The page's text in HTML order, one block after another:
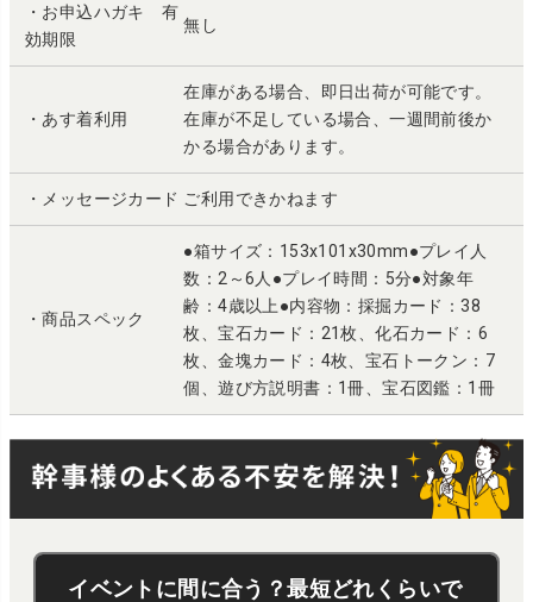
・お申込ハガキ 有
効期限
無し
・あす着利用
在庫がある場合、即日出荷が可能です。
在庫が不足している場合、一週間前後か
かる場合があります。
・メッセージカード ご利用できかねます
・商品スペック
●箱サイズ：153x101x30mm●プレイ人
数：2～6人●プレイ時間：5分●対象年
齢：4歳以上●内容物：採掘カード：38
枚、宝石カード：21枚、化石カード：6
枚、金塊カード：4枚、宝石トークン：7
個、遊び方説明書：1冊、宝石図鑑：1冊
イベントに間に合う？最短どれくらいで